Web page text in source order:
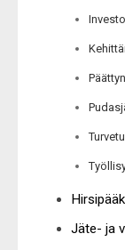
Jäte- ja